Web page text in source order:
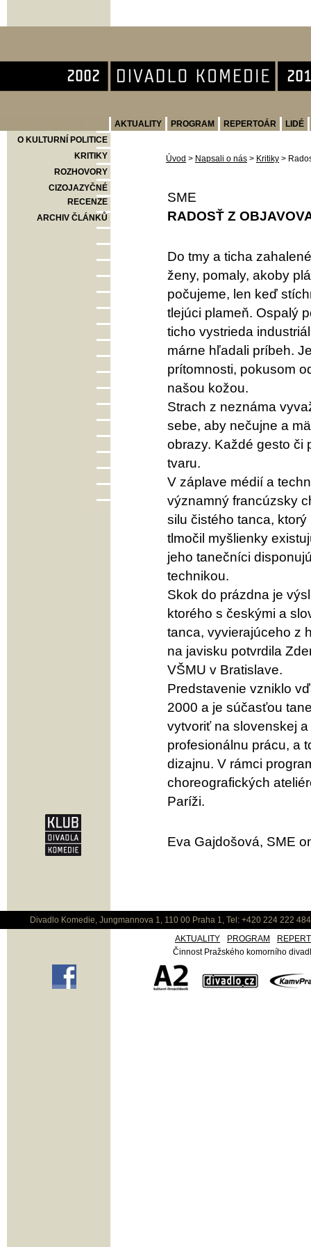
AKTUALITY PROGRAM REPERTOÁR
LIDÉ
O KULTURNÍ POLITICE
KRITIKY
ROZHOVORY
CIZOJAZYČNÉ
RECENZE
ARCHIV ČLÁNKŮ
Úvod > Napsali o nás > Kritiky >
SME
RADOSŤ Z
Do tmy a ticha
ženy, pomaly, akoby
počujeme, len keď
tlejúci plameň. Ospalý
ticho vystrieda
márne hľadali príbeh.
prítomnosti, pokusom
našou kožou.
Strach z neznáma
sebe, aby nečujne a
obrazy. Každé gesto či
tvaru.
V záplave médií a
významný francúzsky
silu čistého tanca,
tlmočil myšlienky
jeho tanečníci
technikou.
Skok do prázdna je
ktorého s českými a
tanca, vyvierajúceho z
na javisku potvrdila
VŠMU v Bratislave.
Predstavenie vzniklo
2000 a je súčasťou
vytvoriť na slovenskej
profesionálnu prácu, a
dizajnu. V rámci
choreografických
Paríži.
Eva Gajdošová, SME
Divadlo Komedie, Jungmannova 1, 110 00 Praha 1, Tel: +420 224 222
AKTUALITY
PROGRAM
Činnost Pražského komorního